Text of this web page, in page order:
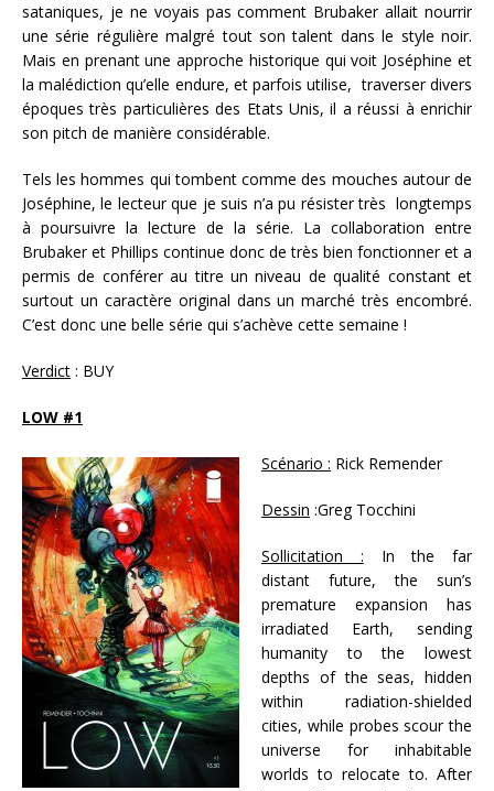
sataniques, je ne voyais pas comment Brubaker allait nourrir
une série régulière malgré tout son talent dans le style noir.
Mais en prenant une approche historique qui voit Joséphine et
la malédiction qu’elle endure, et parfois utilise, traverser divers
époques très particulières des Etats Unis, il a réussi à enrichir
son pitch de manière considérable.
Tels les hommes qui tombent comme des mouches autour de
Joséphine, le lecteur que je suis n’a pu résister très longtemps
à poursuivre la lecture de la série. La collaboration entre
Brubaker et Phillips continue donc de très bien fonctionner et a
permis de conférer au titre un niveau de qualité constant et
surtout un caractère original dans un marché très encombré.
C’est donc une belle série qui s’achève cette semaine !
Verdict : BUY
LOW #1
Scénario : Rick Remender
Dessin :Greg Tocchini
Sollicitation : In the far
distant future, the sun’s
premature expansion has
irradiated Earth, sending
humanity to the lowest
depths of the seas, hidden
within radiation-shielded
cities, while probes scour the
universe for inhabitable
worlds to relocate to. After